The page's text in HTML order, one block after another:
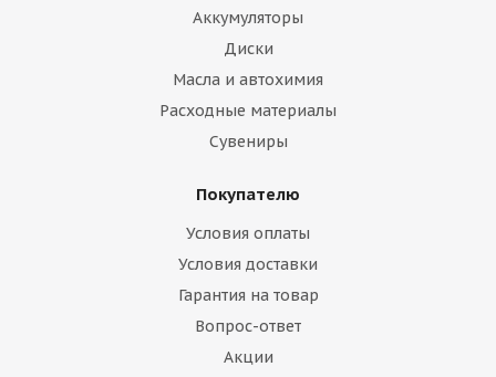
Аккумуляторы
Диски
Масла и автохимия
Расходные материалы
Сувениры
Покупателю
Условия оплаты
Условия доставки
Гарантия на товар
Вопрос-ответ
Акции